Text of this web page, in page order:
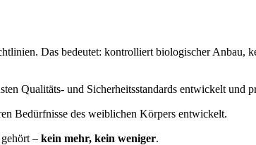
Das bedeutet: kontrolliert biologischer Anbau,
Qualitäts- und Sicherheitsstandards entwickelt und
Bedürfnisse des weiblichen Körpers entwickelt.
– kein mehr, kein weniger.